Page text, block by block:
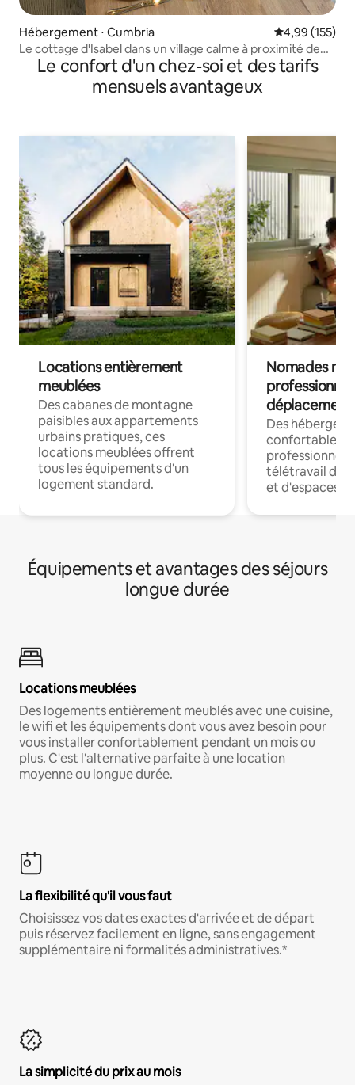
Hébergement ⋅ Cumbria Évaluation
4,99 (155)
Le cottage d'Isabel dans un village calme à proximité de
Cockermouth
Le confort d'un chez-soi et des tarifs
mensuels avantageux
Locations entièrement
meublées
Des cabanes de montagne
paisibles aux appartements
urbains pratiques, ces
locations meublées offrent
tous les équipements d'un
logement standard.
Nomades
déplacement
Des
confortables
professionnels
télétravail
et d'espaces
Équipements et avantages des séjours
longue durée
Locations meublées
Des logements entièrement meublés avec une cuisine,
le wifi et les équipements dont vous avez besoin pour
vous installer confortablement pendant un mois ou
plus. C'est l'alternative parfaite à une location
moyenne ou longue durée.
La flexibilité qu'il vous faut
Choisissez vos dates exactes d'arrivée et de départ
puis réservez facilement en ligne, sans engagement
supplémentaire ni formalités administratives.*
La simplicité du prix au mois